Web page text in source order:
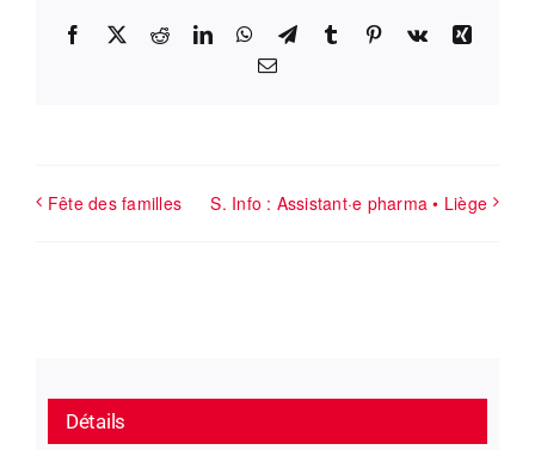
Facebook
X RedditLinkedInWhatsApp
TelegramTumblr Pinterest
Vk
Xing
Email
Fête des familles S. Info : Assistant·e pharma • Liège
Détails